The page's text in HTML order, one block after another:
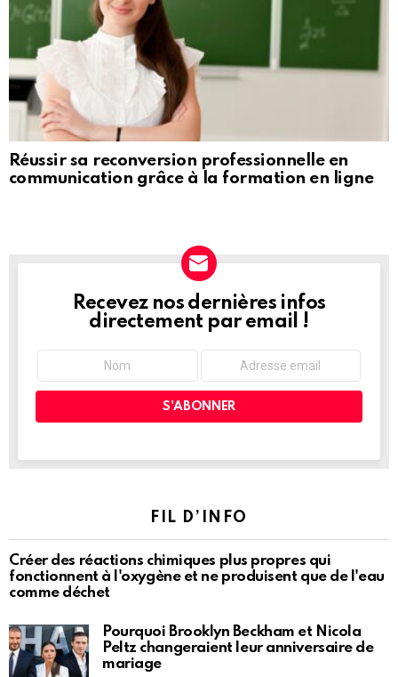
Réussir sa reconversion professionnelle en
communication grâce à la formation en ligne
NEWSLETTER
Recevez nos dernières infos
directement par email !
FIL D’INFO
Créer des réactions chimiques plus propres qui
fonctionnent à l'oxygène et ne produisent que de l'eau
comme déchet
Pourquoi Brooklyn Beckham et Nicola
Peltz changeraient leur anniversaire de
mariage